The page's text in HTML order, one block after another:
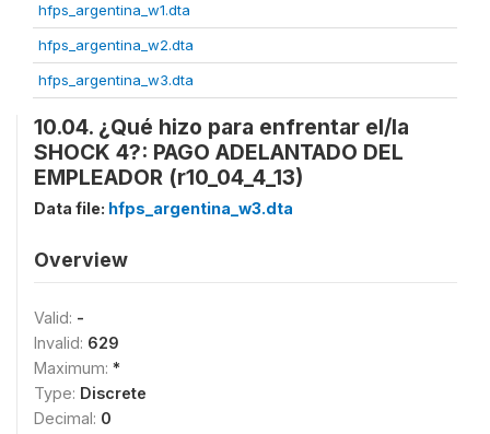
hfps_argentina_w1.dta
hfps_argentina_w2.dta
hfps_argentina_w3.dta
10.04. ¿Qué hizo para enfrentar el/la
SHOCK 4?: PAGO ADELANTADO DEL
EMPLEADOR (r10_04_4_13)
Data file: hfps_argentina_w3.dta
Overview
Valid: -
Invalid: 629
Maximum: *
Type: Discrete
Decimal: 0